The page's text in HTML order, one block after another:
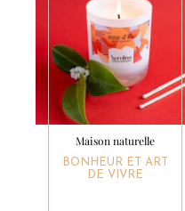
Maison naturelle
BONHEUR ET ART
DE VIVRE